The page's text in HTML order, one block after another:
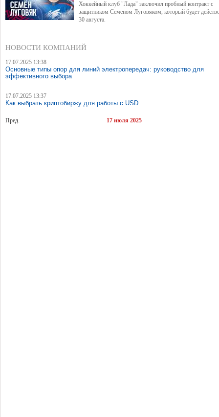
Хоккейный клуб "Лада" заключил пробный контракт с
защитником Семеном Луговяком, который будет
30 августа.
НОВОСТИ КОМПАНИЙ
17.07.2025 13:38
Основные типы опор для линий электропередач: руководство для
эффективного выбора
17.07.2025 13:37
Как выбрать криптобиржу для работы с USD
Пред. 17 июля 2025